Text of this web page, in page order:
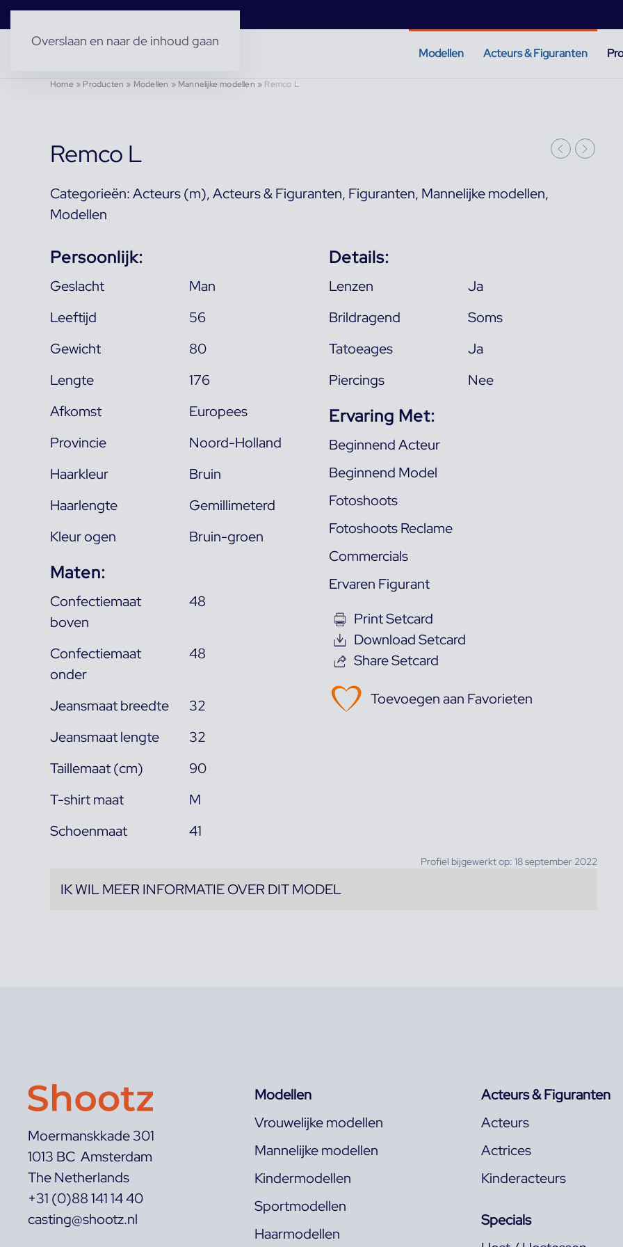
Overslaan en naar de inhoud gaan
Modellen Acteurs & Figuranten
Home» Producten » Modellen » Mannelijke modellen » Remco L
Remco L
Categorieën:Acteurs (m),Acteurs & Figuranten, Figuranten, Mannelijke modellen,
Modellen
Persoonlijk:
Geslacht
Man
Leeftijd
56
Gewicht
80
Lengte
176
Afkomst
Europees
Provincie
Noord-Holland
Haarkleur
Bruin
Haarlengte
Gemillimeterd
Kleur ogen
Bruin-groen
Maten:
Confectiemaat
boven
48
Confectiemaat
onder
48
Jeansmaat breedte
32
Jeansmaat lengte
32
Taillemaat (cm)
90
T-shirt maat
M
Schoenmaat
41
Details:
Lenzen
Ja
Brildragend
Soms
Tatoeages
Ja
Piercings
Nee
Ervaring Met:
Beginnend Acteur
Beginnend Model
Fotoshoots
Fotoshoots Reclame
Commercials
Ervaren Figurant
Print Setcard
Download Setcard
Share Setcard
Toevoegen aan Favorieten
Profiel bijgewerkt op: 18 september 2022
IK WIL MEER INFORMATIE OVER DIT MODEL
Moermanskkade 301
1013 BC Amsterdam
The Netherlands
+31 (0)88 141 14 40
casting@shootz.nl
Modellen
Vrouwelijke modellen
Mannelijke modellen
Kindermodellen
Sportmodellen
Haarmodellen
Acteurs & Figuranten
Acteurs
Actrices
Kinderacteurs
Specials